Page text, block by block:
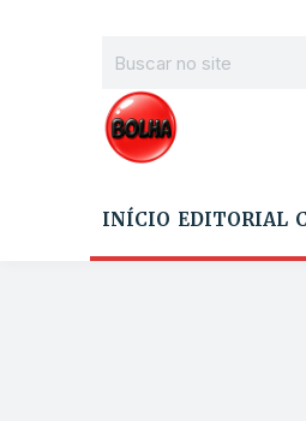
INÍCIO EDITORIAL